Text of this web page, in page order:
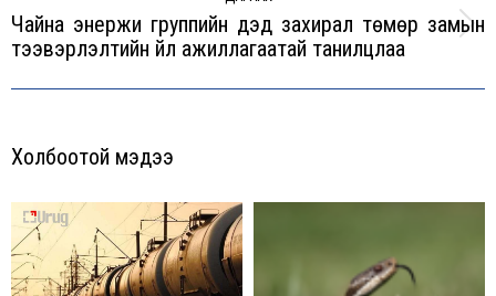
Next
Чайна энержи группийн дэд захирал төмөр замын
тээвэрлэлтийн үйл ажиллагаатай танилцлаа
Холбоотой мэдээ